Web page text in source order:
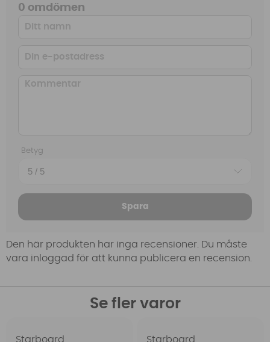
0 omdömen
Betyg
Spara
Den här produkten har inga recensioner. Du måste
vara inloggad för att kunna publicera en recension.
Se fler varor
Starboard Starboard